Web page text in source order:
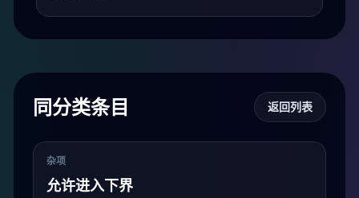
同分类条目 返回列表
杂项
允许进入下界